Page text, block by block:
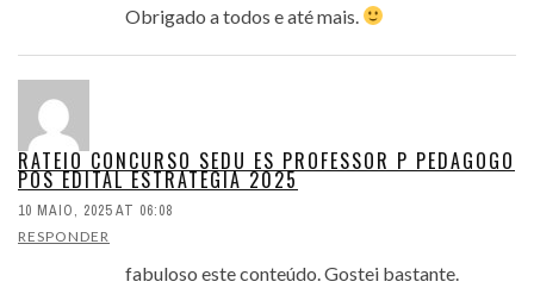
Obrigado a todos e até mais.
RATEIO CONCURSO SEDU ES PROFESSOR P PEDAGOGO
POS EDITAL ESTRATEGIA 2025
10 MAIO, 2025 AT 06:08
RESPONDER
fabuloso este conteúdo. Gostei bastante.